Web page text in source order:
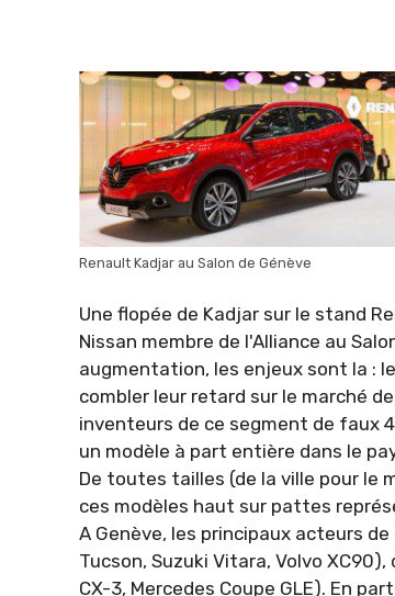
Renault Kadjar au Salon de Génève
Une flopée de Kadjar sur le stand
Nissan membre de l'Alliance au
augmentation, les enjeux sont la :
combler leur retard sur le marché
inventeurs de ce segment de faux
un modèle à part entière dans le
De toutes tailles (de la ville pour le
ces modèles haut sur pattes
A Genève, les principaux acteurs
Tucson, Suzuki Vitara, Volvo
CX-3, Mercedes Coupe GLE). En